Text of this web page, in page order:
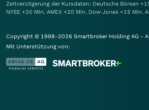
Zeitverzögerung der Kursdaten: Deutsche Börsen
NYSE +20 Min. AMEX +20 Min. Dow Jones +15 Min.
Copyright © 1998-2026 Smartbroker Holding AG -
Mit Unterstützung von: